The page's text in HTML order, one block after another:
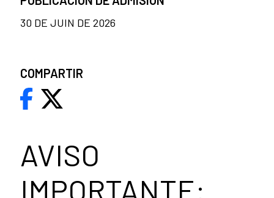
AVISO
IMPORTANTE:
30 DE JUIN DE 2026
COMPARTIR